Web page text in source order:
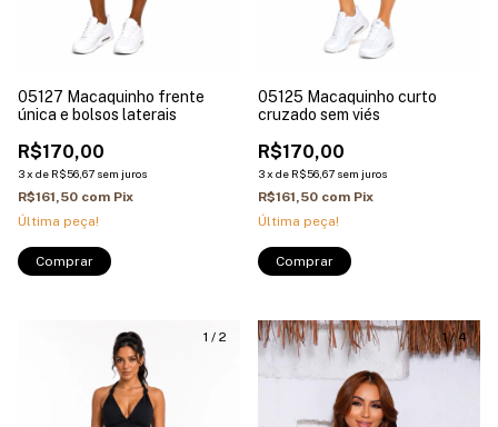
05127 Macaquinho frente
única e bolsos laterais
R$170,00
3x de R$56,67 sem juros
R$161,50 com Pix
Última peça!
05125 Macaquinho curto
cruzado sem viés
R$170,00
3x de R$56,67 sem juros
R$161,50 com Pix
Última peça!
1 / 2 1/4